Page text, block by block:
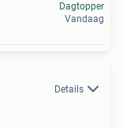
Dagtopper
Vandaag
Details